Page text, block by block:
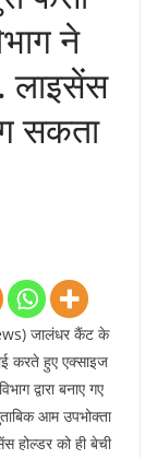
ने
लाइसेंस
सकता
जालंधर कैंट के
करते हुए एक्साइज
द्वारा बनाए गए
आम उपभोक्ता
होल्डर को ही बेची